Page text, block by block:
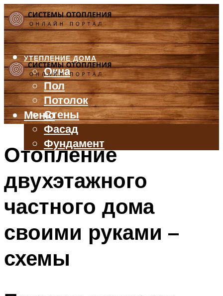
УТЕПЛЕНИЕ ДОМА
Окна
Пол
Потолок
Стены
Фасад
Фундамент
БАЛКОН И ЛОДЖИЯ
ВЕНТИЛЯЦИЯ
ТРУБЫ
Меню
Меню
Отопление
двухэтажного
частного дома
своими руками –
схемы